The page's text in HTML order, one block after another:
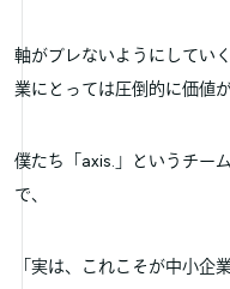
軸がブレないようにしてい
業にとっては圧倒的に価値
僕たち「axis.」というチー
で、
「実は、これこそが中小企